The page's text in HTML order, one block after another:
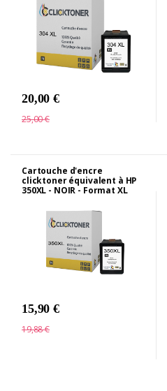
20,00 €
25,00 €
Cartouche d'encre
clicktoner équivalent à HP
350XL - NOIR - Format XL
15,90 €
19,88 €